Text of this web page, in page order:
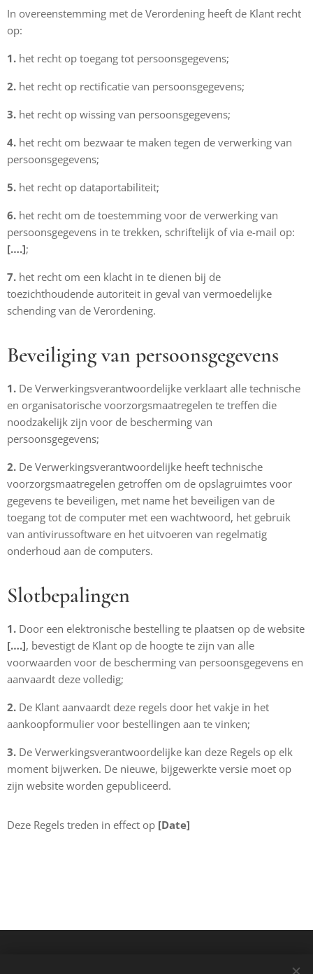
In overeenstemming met de Verordening heeft de Klant recht
op:
1. het recht op toegang tot persoonsgegevens;
2. het recht op rectificatie van persoonsgegevens;
3. het recht op wissing van persoonsgegevens;
4. het recht om bezwaar te maken tegen de verwerking van
persoonsgegevens;
5. het recht op dataportabiliteit;
6. het recht om de toestemming voor de verwerking van
persoonsgegevens in te trekken, schriftelijk of via e-mail op:
[….];
7. het recht om een klacht in te dienen bij de
toezichthoudende autoriteit in geval van vermoedelijke
schending van de Verordening.
Beveiliging van persoonsgegevens
1. De Verwerkingsverantwoordelijke verklaart alle technische
en organisatorische voorzorgsmaatregelen te treffen die
noodzakelijk zijn voor de bescherming van
persoonsgegevens;
2. De Verwerkingsverantwoordelijke heeft technische
voorzorgsmaatregelen getroffen om de opslagruimtes voor
gegevens te beveiligen, met name het beveiligen van de
toegang tot de computer met een wachtwoord, het gebruik
van antivirussoftware en het uitvoeren van regelmatig
onderhoud aan de computers.
Slotbepalingen
1. Door een elektronische bestelling te plaatsen op de website
[….], bevestigt de Klant op de hoogte te zijn van alle
voorwaarden voor de bescherming van persoonsgegevens en
aanvaardt deze volledig;
2. De Klant aanvaardt deze regels door het vakje in het
aankoopformulier voor bestellingen aan te vinken;
3. De Verwerkingsverantwoordelijke kan deze Regels op elk
moment bijwerken. De nieuwe, bijgewerkte versie moet op
zijn website worden gepubliceerd.
Deze Regels treden in effect op [Date]